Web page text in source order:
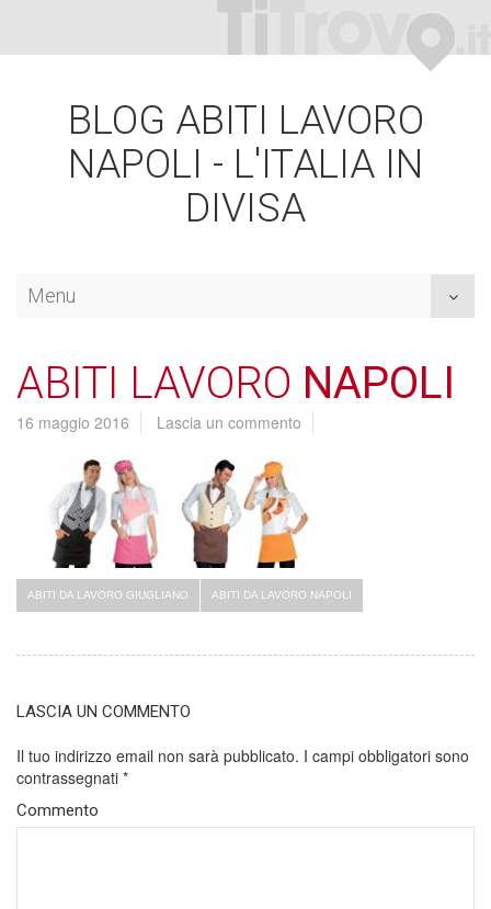
BLOG ABITI LAVORO
NAPOLI - L'ITALIA IN
DIVISA
Menu
ABITI LAVORO NAPOLI
16 maggio 2016 Lascia un commento
ABITI DA LAVORO GIUGLIANO ABITI DA LAVORO NAPOLI
LASCIA UN COMMENTO
Il tuo indirizzo email non sarà pubblicato. I campi obbligatori sono
contrassegnati *
Commento